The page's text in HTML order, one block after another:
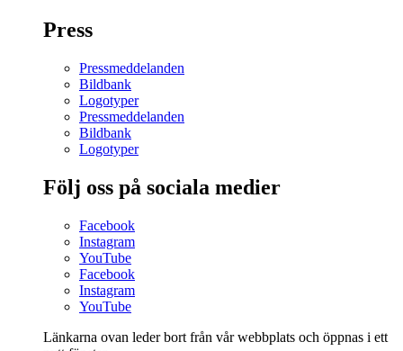
Press
Pressmeddelanden
Bildbank
Logotyper
Pressmeddelanden
Bildbank
Logotyper
Följ oss på sociala medier
Facebook
Instagram
YouTube
Facebook
Instagram
YouTube
Länkarna ovan leder bort från vår webbplats och öppnas i ett